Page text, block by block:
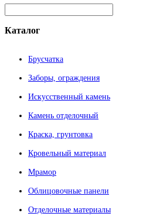
Каталог
Брусчатка
Заборы, ограждения
Искусственный камень
Камень отделочный
Краска, грунтовка
Кровельный материал
Мрамор
Облицовочные панели
Отделочные материалы